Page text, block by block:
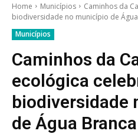
Home Municípios
Caminhos da
biodiversidade no município de
Municípios
Caminhos da
ecológica
biodiversidade
de Água